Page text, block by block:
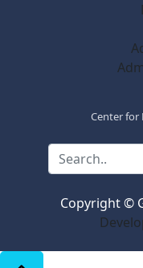
Center for
Copyright ©